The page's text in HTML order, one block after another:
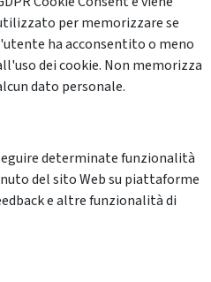
per memorizzare se
ha acconsentito o meno
dei cookie. Non memorizza
dato personale.
determinate funzionalità
del sito Web su piattaforme
e altre funzionalità di